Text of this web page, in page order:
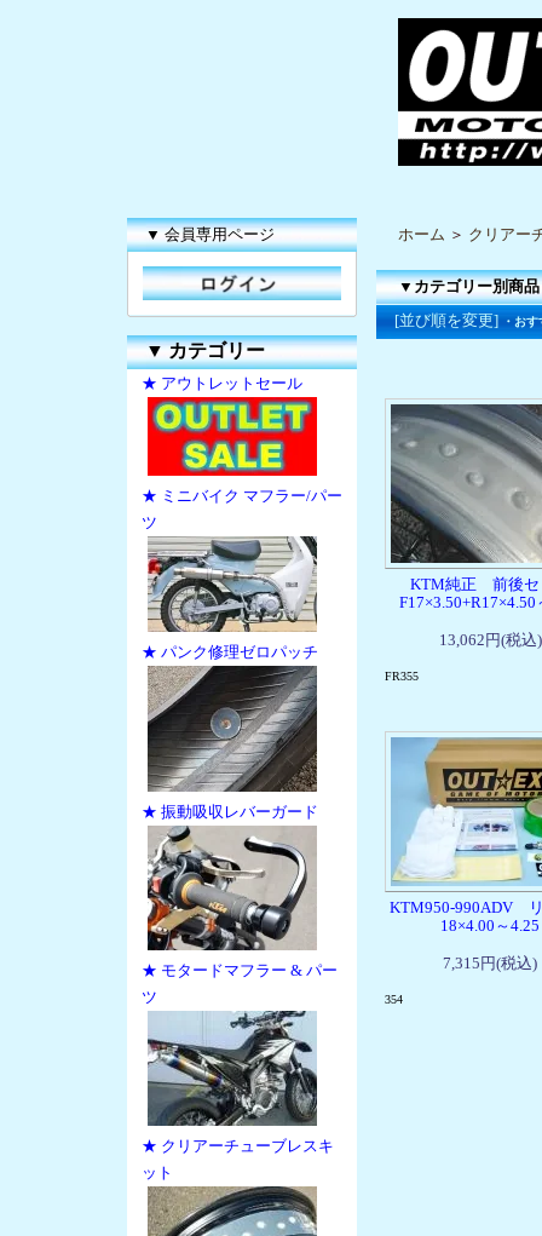
▼ 会員専用ページ
▼カテゴリー
★ アウトレットセール
★ ミニバイク マフラー/パー
ツ
★ パンク修理ゼロパッチ
★ 振動吸収レバーガード
★ モタードマフラー & パー
ツ
★ クリアーチューブレスキ
ット
ホーム ＞ クリアー
▼カテゴリー別商品
[並び順を変更]
・お
KTM純正 前後セ
F17×3.50+R17×4.50
13,062円(税込)
FR355
KTM950-990ADV
18×4.00～4.25
7,315円(税込)
354